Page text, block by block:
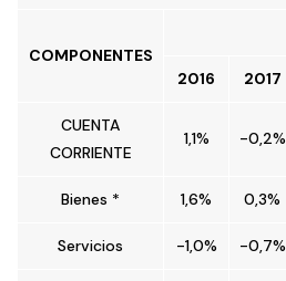
COMPONENTES
2016 2017
CUENTA
CORRIENTE
1,1% -0,2%
Bienes * 1,6% 0,3%
Servicios -1,0% -0,7%